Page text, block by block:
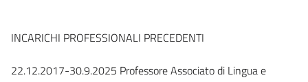
INCARICHI PROFESSIONALI PRECEDENTI
22.12.2017-30.9.2025 Professore Associato di Lingua e